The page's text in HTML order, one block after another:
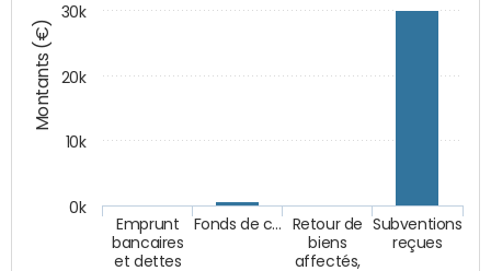
Montants (€)
Emprunt
bancaires
et dettes
Fonds de c…
Retour de
biens
affectés,
Subventions
reçues
0k
10k
20k
30k